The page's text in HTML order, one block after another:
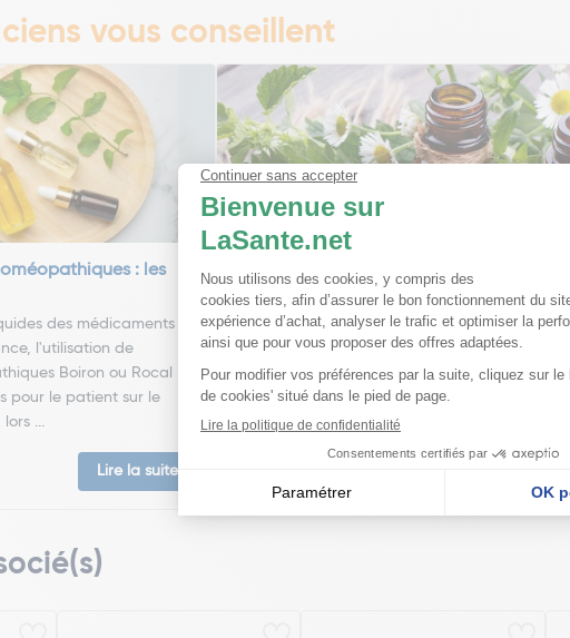
vous conseillent
: les
des médicaments
l'utilisation de
Boiron ou Rocal
pour le patient sur le
...
Lire la suite
Ma trousse à pharmacie homéopathique
Ceci est un petit guide pratique des
homéopathiques à avoir chez soi !
est une disciple à part entière dans l'arsenal
thérapeutique. Celle-ci est basée sur le
qu'une ...